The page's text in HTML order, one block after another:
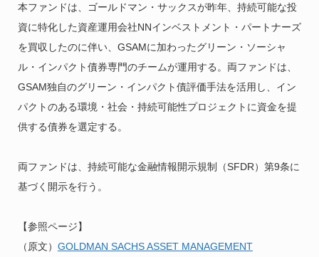
本ファンドは、ゴールドマン・サックスが昨年、持続可能な投
資に特化した資産運用会社NNインベストメント・パートナーズ
を買収したのに伴い、GSAMに加わったグリーン・ソーシャ
ル・インパクト債券専門のチームが運用する。両ファンドは、
GSAM独自のグリーン・インパクト債評価手法を活用し、イン
パクトのある環境・社会・持続可能性プロジェクトに資金を提
供する債券を選定する。
両ファンドは、持続可能な金融情報開示規制（SFDR）第9条に
基づく開示を行う。
【参照ページ】
（原文） GOLDMAN SACHS ASSET MANAGEMENT